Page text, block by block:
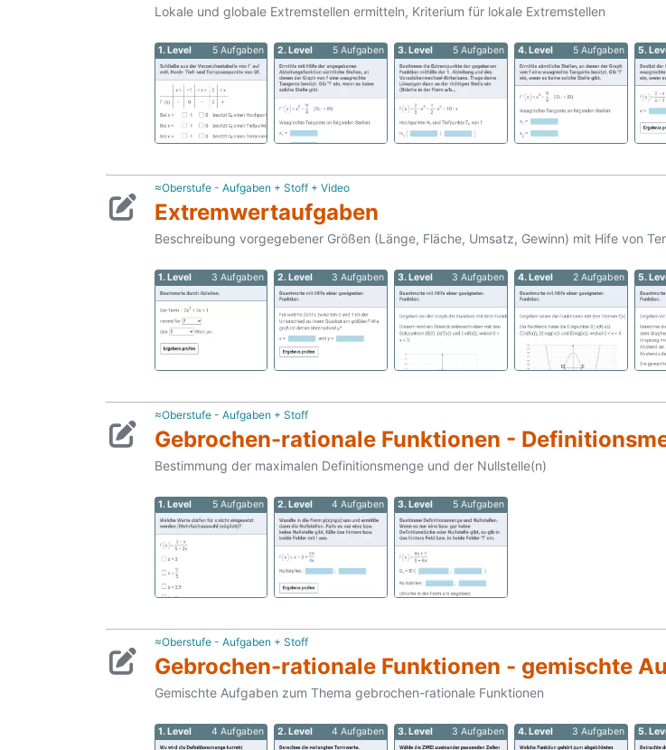
Lokale und globale Extremstellen ermitteln, Kriterium für lokale Extremstellen
1. Level 5 Aufgaben 2. Level 5 Aufgaben 3. Level 5 Aufgaben 4. Level 5 Aufgaben 5.
≈Oberstufe - Aufgaben + Stoff + Video
Extremwertaufgaben
Beschreibung vorgegebener Größen (Länge, Fläche, Umsatz, Gewinn) mit Hife von
1. Level 3 Aufgaben 2. Level 3 Aufgaben 3. Level 3 Aufgaben 4. Level 2 Aufgaben 5.
≈Oberstufe - Aufgaben + Stoff
Gebrochen-rationale Funktionen -
Bestimmung der maximalen Definitionsmenge und der Nullstelle(n)
1. Level 5 Aufgaben 2. Level 4 Aufgaben 3. Level 5 Aufgaben
≈Oberstufe - Aufgaben + Stoff
Gebrochen-rationale Funktionen - gemischte
Gemischte Aufgaben zum Thema gebrochen-rationale Funktionen
1. Level 4 Aufgaben 2. Level 4 Aufgaben 3. Level 3 Aufgaben 4. Level 3 Aufgaben 5.